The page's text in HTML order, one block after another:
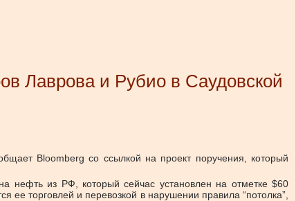
Лаврова и Рубио в Саудовской
Bloomberg со ссылкой на проект поручения, который
нефть из РФ, который сейчас установлен на отметке $60
торговлей и перевозкой в нарушении правила “потолка”,